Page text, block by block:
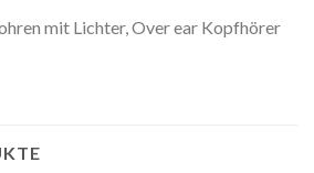
mit Lichter, Over ear Kopfhörer